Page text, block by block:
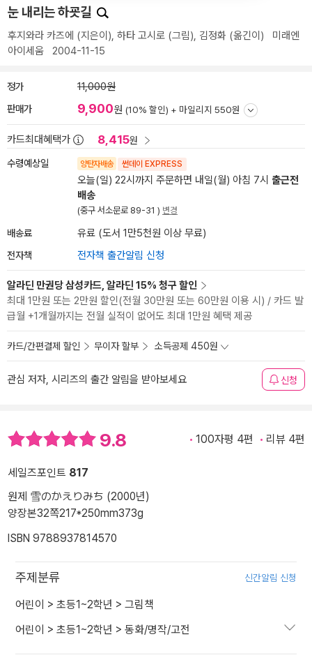
눈 내리는 하굣길
후지와라 카즈에 (지은이), 하타 고시로 (그림), 김정화 (옮긴이) 미래엔
아이세움 2004-11-15
정가 11,000원
판매가 9,900원 (10% 할인) + 마일리지 550원
카드최대혜택가 8,415원
수령예상일 양탄자배송 썬데이 EXPRESS
오늘(일) 22시까지 주문하면 내일(월) 아침 7시 출근전
배송
(중구 서소문로 89-31 ) 변경
배송료 유료 (도서 1만5천원 이상 무료)
전자책 전자책 출간알림 신청
알라딘 만권당 삼성카드, 알라딘 15% 청구 할인
최대 1만원 또는 2만원 할인(전월 30만원 또는 60만원 이용 시) / 카드 발
급월 +1개월까지는 전월 실적이 없어도 최대 1만원 혜택 제공
카드/간편결제 할인 무이자 할부 소득공제 450원
관심 저자, 시리즈의 출간 알림을 받아보세요 신청
9.8 100자평 4편 리뷰 4편
세일즈포인트 817
원제 雪のかえりみち (2000년)
양장본32쪽217*250mm373g
ISBN 9788937814570
주제분류 신간알림 신청
어린이 > 초등1~2학년 > 그림책
어린이 > 초등1~2학년 > 동화/명작/고전